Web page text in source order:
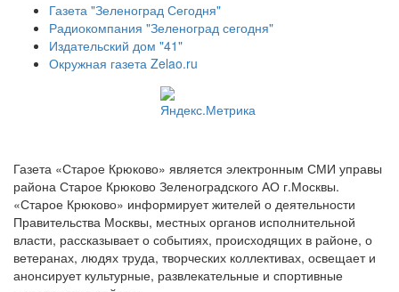
Газета "Зеленоград Сегодня"
Радиокомпания "Зеленоград сегодня"
Издательский дом "41"
Окружная газета Zelao.ru
Газета «Старое Крюково» является электронным СМИ управы
района Старое Крюково Зеленоградского АО г.Москвы.
«Старое Крюково» информирует жителей о деятельности
Правительства Москвы, местных органов исполнительной
власти, рассказывает о событиях, происходящих в районе, о
ветеранах, людях труда, творческих коллективах, освещает и
анонсирует культурные, развлекательные и спортивные